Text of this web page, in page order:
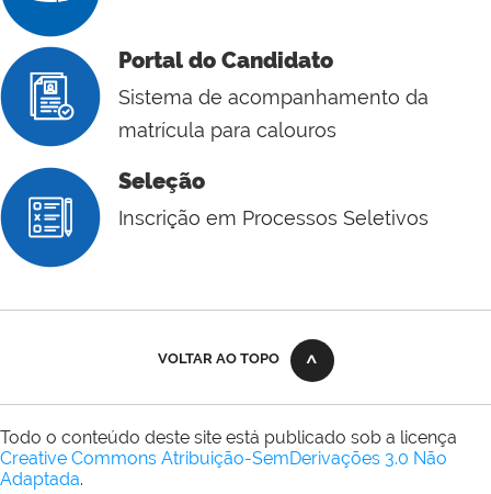
Portal do Candidato
Sistema de acompanhamento da
matrícula para calouros
Seleção
Inscrição em Processos Seletivos
VOLTAR AO TOPO
Todo o conteúdo deste site está publicado sob a licença
Creative Commons Atribuição-SemDerivações 3.0 Não
Adaptada.